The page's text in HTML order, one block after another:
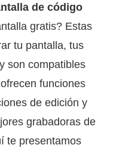
de código
gratis? Estas
tu pantalla, tus
son compatibles
funciones
de edición y
grabadoras de
te presentamos